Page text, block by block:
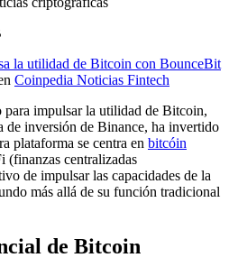
la utilidad de Bitcoin con BounceBit
Coinpedia Noticias Fintech
impulsar la utilidad de Bitcoin,
de inversión de Binance, ha invertido
plataforma se centra en bitcóin
(finanzas centralizadas
de impulsar las capacidades de la
más allá de su función tradicional
de Bitcoin